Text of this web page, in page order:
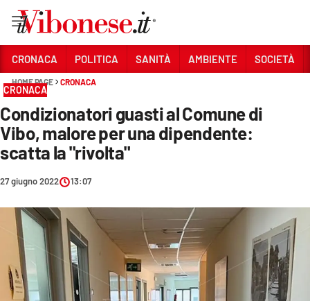
Sezioni
CRONACA
POLITICA
SOCIETÀ
CULTURA
ECONOMIA E LAVORO
CRONACA POLITICA SANITÀ AMBIENTE SOCIETÀ
HOME PAGE CRONACA
CRONACA
Condizionatori guasti al Comune di
Vibo, malore per una dipendente:
scatta la "rivolta"
27 giugno 2022 13:07